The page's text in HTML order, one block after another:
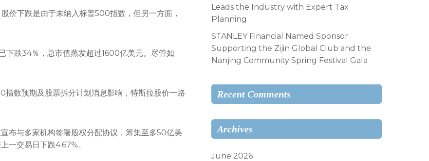
下跌是由于未纳入标普500指数，但另一方面，
下跌34％，总市值蒸发超过1600亿美元。尽管如
数预期及股票拆分计划消息影响，特斯拉股价一路
布与多家机构签署股权分配协议，筹集至多50亿美
一交易日下跌4.67%。
Leads the Industry with Expert Tax
Planning
STANLEY Financial Named Sponsor
Supporting the Zijin Global Club and the
Nanjing Community Spring Festival Gala
Recent Comments
Archives
June 2026